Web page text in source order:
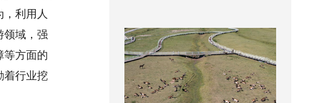
利用人
领域，强
等方面的
着行业挖